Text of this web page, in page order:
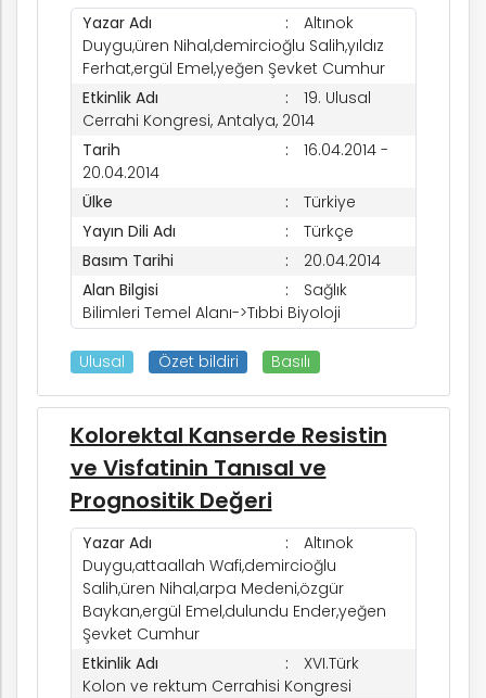
Yazar Adı
Altınok
Duygu,üren Nihal,demircioğlu Salih,yıldız
Ferhat,ergül Emel,yeğen Şevket Cumhur
Etkinlik Adı
19. Ulusal
Cerrahi Kongresi, Antalya, 2014
Tarih
16.04.2014 -
20.04.2014
Ülke
Türkiye
Yayın Dili Adı
Türkçe
Basım Tarihi
20.04.2014
Alan Bilgisi
Sağlık
Bilimleri Temel Alanı->Tıbbi Biyoloji
Ulusal Özet bildiri Basılı
Kolorektal Kanserde Resistin
ve Visfatinin Tanısal ve
Prognositik Değeri
Yazar Adı
Altınok
Duygu,attaallah Wafi,demircioğlu
Salih,üren Nihal,arpa Medeni,özgür
Baykan,ergül Emel,dulundu Ender,yeğen
Şevket Cumhur
Etkinlik Adı
XVI.Türk
Kolon ve rektum Cerrahisi Kongresi